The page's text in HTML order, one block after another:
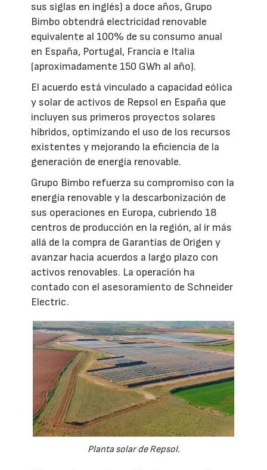
sus siglas en inglés) a doce años, Grupo
Bimbo obtendrá electricidad renovable
equivalente al 100% de su consumo anual
en España, Portugal, Francia e Italia
(aproximadamente 150 GWh al año).
El acuerdo está vinculado a capacidad eólica
y solar de activos de Repsol en España que
incluyen sus primeros proyectos solares
híbridos, optimizando el uso de los recursos
existentes y mejorando la eficiencia de la
generación de energía renovable.
Grupo Bimbo refuerza su compromiso con la
energía renovable y la descarbonización de
sus operaciones en Europa, cubriendo 18
centros de producción en la región, al ir más
allá de la compra de Garantías de Origen y
avanzar hacia acuerdos a largo plazo con
activos renovables. La operación ha
contado con el asesoramiento de Schneider
Electric.
Planta solar de Repsol.